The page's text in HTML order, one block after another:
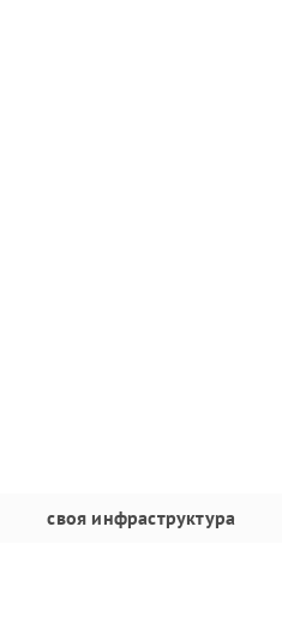
своя инфраструктура